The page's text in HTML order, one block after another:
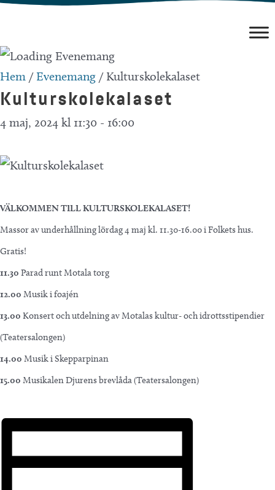
Hoppa
innehåll
Hem /Evenemang / Kulturskolekalaset
Kulturskolekalaset
4 maj, 2024 kl 11:30 - 16:00
VÄLKOMMEN TILL KULTURSKOLEKALASET!
Massor av underhållning lördag 4 maj kl. 11.30-16.00 i Folkets hus.
Gratis!
11.30 Parad runt Motala torg
12.00 Musik i foajén
13.00 Konsert och utdelning av Motalas kultur- och idrottsstipendier
(Teatersalongen)
14.00 Musik i Skepparpinan
15.00 Musikalen Djurens brevlåda (Teatersalongen)